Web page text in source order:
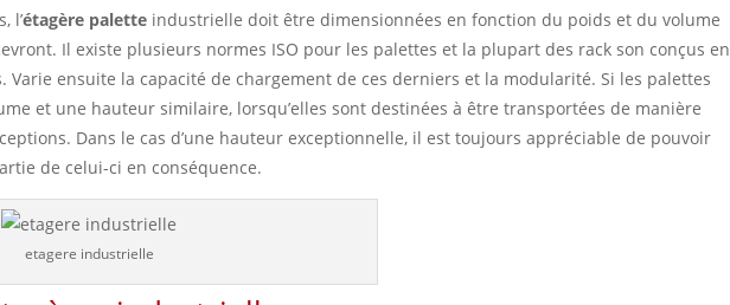
l’étagère palette industrielle doit être dimensionnées en fonction du poids et du volume
Il existe plusieurs normes ISO pour les palettes et la plupart des rack son conçus en
Varie ensuite la capacité de chargement de ces derniers et la modularité. Si les palettes
et une hauteur similaire, lorsqu’elles sont destinées à être transportées de manière
Dans le cas d’une hauteur exceptionnelle, il est toujours appréciable de pouvoir
de celui-ci en conséquence.
etagere industrielle